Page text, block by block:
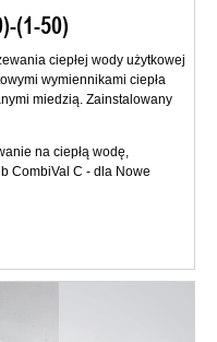
(1-50)
ciepłej wody użytkowej
wymiennikami ciepła
miedzią. Zainstalowany
na ciepłą wodę,
CombiVal C - dla Nowe